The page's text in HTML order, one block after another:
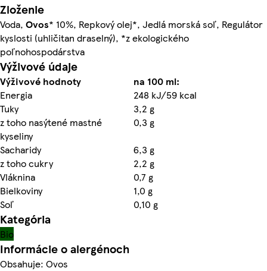
Zloženie
Voda, Ovos* 10%, Repkový olej*, Jedlá morská soľ, Regulátor
kyslosti (uhličitan draselný), *z ekologického
poľnohospodárstva
Výživové údaje
Výživové hodnoty
na 100 ml:
Energia
248 kJ/59 kcal
Tuky
3,2 g
z toho nasýtené mastné
kyseliny
0,3 g
Sacharidy
6,3 g
z toho cukry
2,2 g
Vláknina
0,7 g
Bielkoviny
1,0 g
Soľ
0,10 g
Kategória
Bio
Informácie o alergénoch
Obsahuje: Ovos